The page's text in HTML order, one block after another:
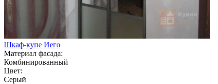
Шкаф-купе Иего
Материал фасада:
Комбинированный
Цвет:
Серый